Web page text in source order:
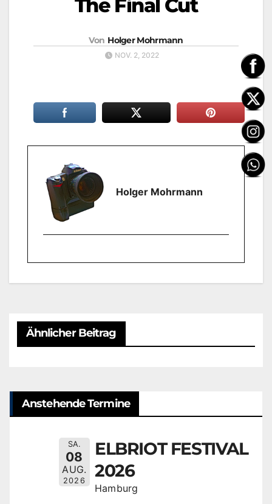
The Final Cut
Von Holger Mohrmann
NOV. 2, 2022
Holger Mohrmann
Ähnlicher Beitrag
Anstehende Termine
SA.
08
AUG.
2026
ELBRIOT FESTIVAL
2026
Hamburg